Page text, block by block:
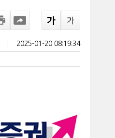
2025-01-20 08:19:34